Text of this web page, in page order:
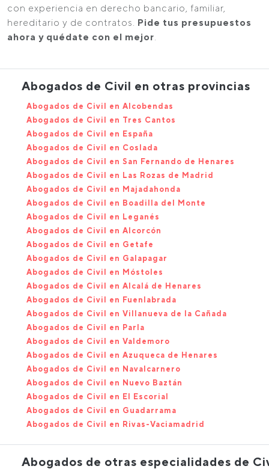
con experiencia en derecho bancario, familiar,
hereditario y de contratos. Pide tus presupuestos
ahora y quédate con el mejor.
Abogados de Civil en otras provincias
Abogados de Civil en Alcobendas
Abogados de Civil en Tres Cantos
Abogados de Civil en España
Abogados de Civil en Coslada
Abogados de Civil en San Fernando de Henares
Abogados de Civil en Las Rozas de Madrid
Abogados de Civil en Majadahonda
Abogados de Civil en Boadilla del Monte
Abogados de Civil en Leganés
Abogados de Civil en Alcorcón
Abogados de Civil en Getafe
Abogados de Civil en Galapagar
Abogados de Civil en Móstoles
Abogados de Civil en Alcalá de Henares
Abogados de Civil en Fuenlabrada
Abogados de Civil en Villanueva de la Cañada
Abogados de Civil en Parla
Abogados de Civil en Valdemoro
Abogados de Civil en Azuqueca de Henares
Abogados de Civil en Navalcarnero
Abogados de Civil en Nuevo Baztán
Abogados de Civil en El Escorial
Abogados de Civil en Guadarrama
Abogados de Civil en Rivas-Vaciamadrid
Abogados de otras especialidades de